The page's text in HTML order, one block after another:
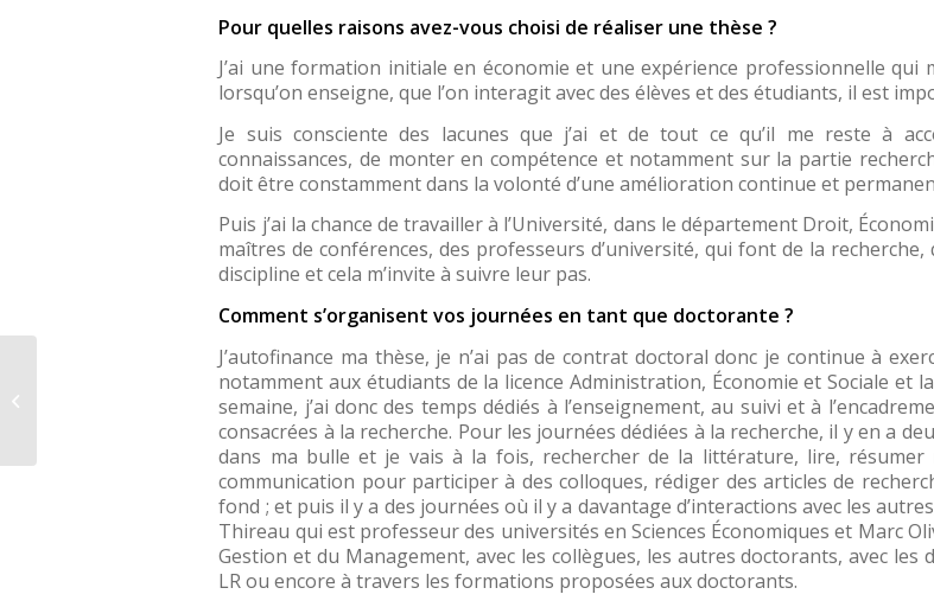
Pour quelles raisons avez-vous choisi de réaliser une thèse ?
J’ai une formation initiale en économie et une expérience professionnelle qui
lorsqu’on enseigne, que l’on interagit avec des élèves et des étudiants, il est
Je suis consciente des lacunes que j’ai et de tout ce qu’il me reste à
connaissances, de monter en compétence et notamment sur la partie
doit être constamment dans la volonté d’une amélioration continue et
Puis j’ai la chance de travailler à l’Université, dans le département Droit,
maîtres de conférences, des professeurs d’université, qui font de la
discipline et cela m’invite à suivre leur pas.
Comment s’organisent vos journées en tant que doctorante ?
J’autofinance ma thèse, je n’ai pas de contrat doctoral donc je continue à
notamment aux étudiants de la licence Administration, Économie et Sociale et
semaine, j’ai donc des temps dédiés à l’enseignement, au suivi et à
consacrées à la recherche. Pour les journées dédiées à la recherche, il y en a
dans ma bulle et je vais à la fois, rechercher de la littérature, lire,
communication pour participer à des colloques, rédiger des articles de
fond ; et puis il y a des journées où il y a davantage d’interactions avec les
Thireau qui est professeur des universités en Sciences Économiques et Marc
Gestion et du Management, avec les collègues, les autres doctorants, avec
LR ou encore à travers les formations proposées aux doctorants.